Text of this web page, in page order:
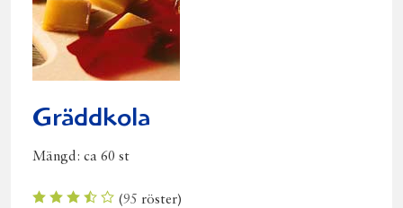
Gräddkola
Mängd: ca 60 st
(95 röster)